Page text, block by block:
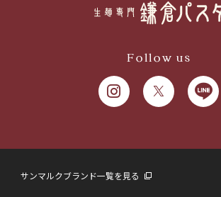
Follow us
サンマルクブランド一覧を見る